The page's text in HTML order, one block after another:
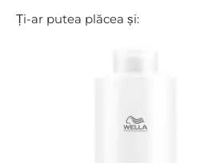
Ți-ar putea plăcea și: